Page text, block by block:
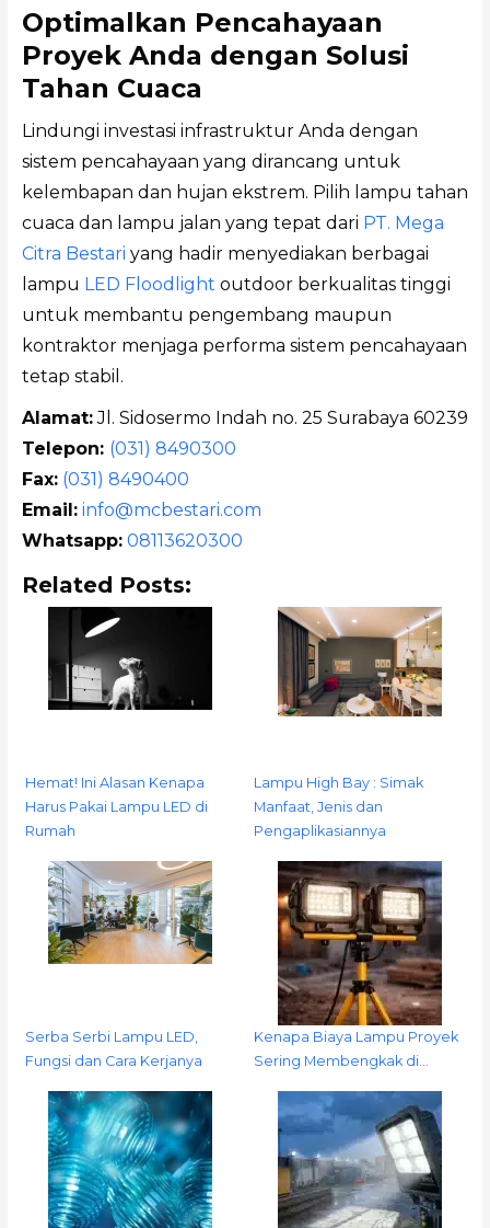
Optimalkan Pencahayaan
Proyek Anda dengan Solusi
Tahan Cuaca
Lindungi investasi infrastruktur Anda dengan
sistem pencahayaan yang dirancang untuk
kelembapan dan hujan ekstrem. Pilih lampu tahan
cuaca dan lampu jalan yang tepat dari PT. Mega
Citra Bestari yang hadir menyediakan berbagai
lampu LED Floodlight outdoor berkualitas tinggi
untuk membantu pengembang maupun
kontraktor menjaga performa sistem pencahayaan
tetap stabil.
Alamat:Jl. Sidosermo Indah no. 25 Surabaya 60239
Telepon: (031) 8490300
Fax: (031) 8490400
Email: info@mcbestari.com
Whatsapp: 08113620300
Related Posts:
Hemat! Ini Alasan Kenapa
Harus Pakai Lampu LED di
Rumah
Lampu High Bay : Simak
Manfaat, Jenis dan
Pengaplikasiannya
Serba Serbi Lampu LED,
Fungsi dan Cara Kerjanya
Kenapa Biaya Lampu Proyek
Sering Membengkak di…